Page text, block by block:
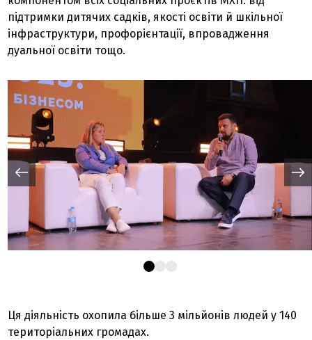
підтримки дитячих садків, якості освіти й шкільної
інфраструктури, профорієнтації, впровадження
дуальної освіти тощо.
Ця діяльність охопила більше 3 мільйонів людей у 140
територіальних громадах.